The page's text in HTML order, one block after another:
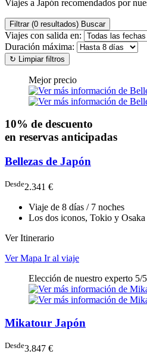
Viajes a Japón recomendados por
Filtrar(0 resultados) Buscar
Viajes con salida en:
Duración máxima:
↻ Limpiar filtros
Mejor precio
10% de descuento
en reservas anticipadas
Bellezas de Japón
Desde2.341 €
Viaje de 8 días / 7 noches
Los dos iconos, Tokio y Osaka
Ver Itinerario
Ver Mapa Ir al viaje
Elección de nuestro experto 5/
Mikatour Japón
Desde3.847 €